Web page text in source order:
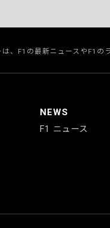
は、F1の最新ニュースやF1
NEWS
F1 ニュース